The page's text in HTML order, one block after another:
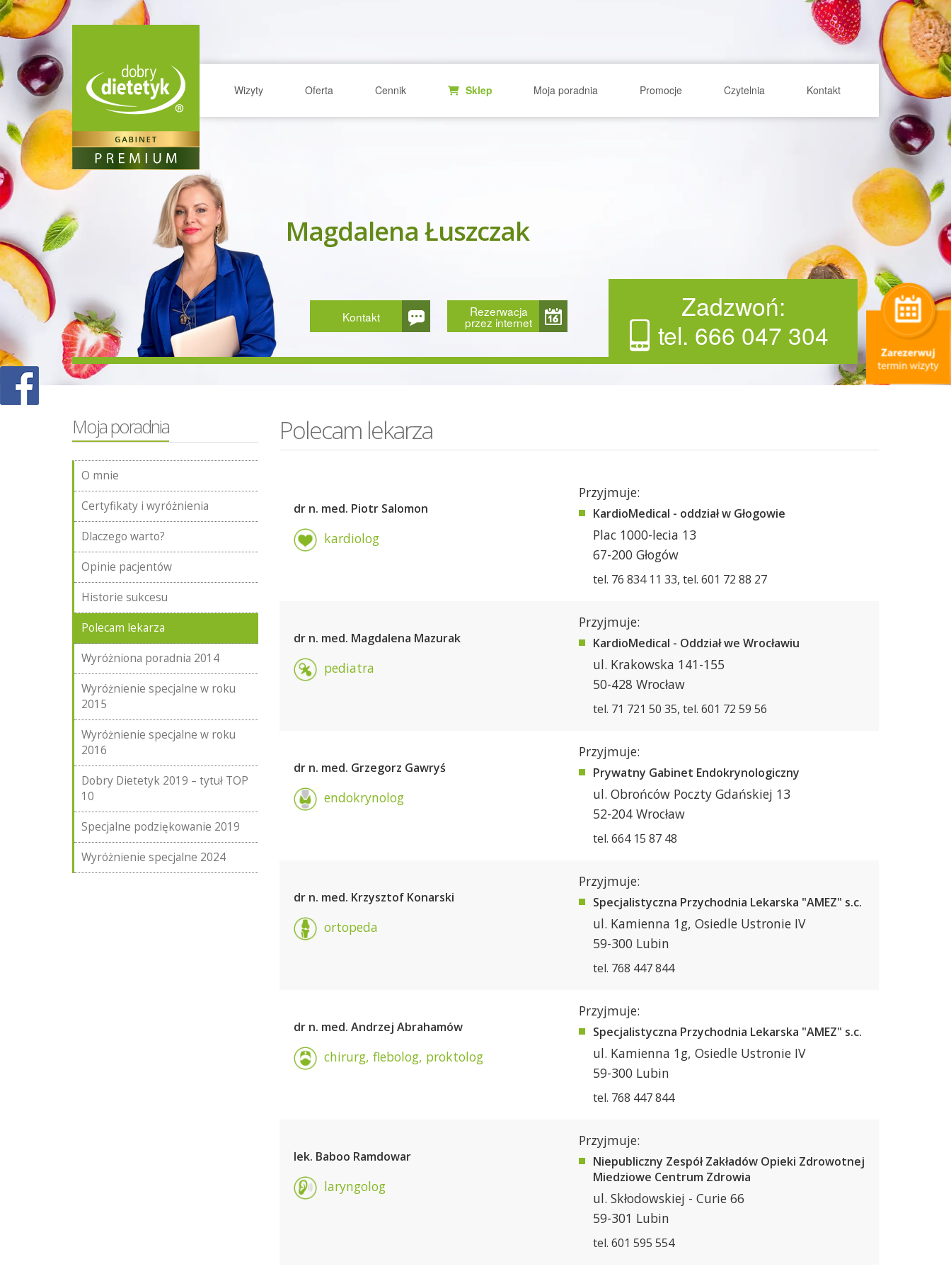
Wizyty Oferta Cennik Sklep Moja poradnia Promocje Czytelnia Kontakt
Kontakt Rezerwacja
przez internet
Zadzwoń:
tel. 666 047 304
Magdalena Łuszczak
Moja poradnia
O mnie
Certyfikaty i wyróżnienia
Dlaczego warto?
Opinie pacjentów
Historie sukcesu
Polecam lekarza
Wyróżniona poradnia 2014
Wyróżnienie specjalne w roku
2015
Wyróżnienie specjalne w roku
2016
Dobry Dietetyk 2019 – tytuł TOP
10
Specjalne podziękowanie 2019
Wyróżnienie specjalne 2024
Polecam lekarza
dr n. med. Piotr Salomon
kardiolog
Przyjmuje:
KardioMedical - oddział w Głogowie
Plac 1000-lecia 13
67-200 Głogów
tel. 76 834 11 33, tel. 601 72 88 27
dr n. med. Magdalena Mazurak
pediatra
Przyjmuje:
KardioMedical - Oddział we Wrocławiu
ul. Krakowska 141-155
50-428 Wrocław
tel. 71 721 50 35, tel. 601 72 59 56
dr n. med. Grzegorz Gawryś
endokrynolog
Przyjmuje:
Prywatny Gabinet Endokrynologiczny
ul. Obrońców Poczty Gdańskiej 13
52-204 Wrocław
tel. 664 15 87 48
dr n. med. Krzysztof Konarski
ortopeda
Przyjmuje:
Specjalistyczna Przychodnia Lekarska "AMEZ" s.c.
ul. Kamienna 1g, Osiedle Ustronie IV
59-300 Lubin
tel. 768 447 844
dr n. med. Andrzej Abrahamów
chirurg, flebolog, proktolog
Przyjmuje:
Specjalistyczna Przychodnia Lekarska "AMEZ" s.c.
ul. Kamienna 1g, Osiedle Ustronie IV
59-300 Lubin
tel. 768 447 844
lek. Baboo Ramdowar
laryngolog
Przyjmuje:
Niepubliczny Zespół Zakładów Opieki Zdrowotnej
Miedziowe Centrum Zdrowia
ul. Skłodowskiej - Curie 66
59-301 Lubin
tel. 601 595 554